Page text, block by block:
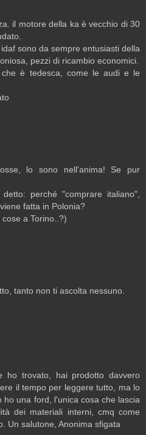
il motore della ka è vecchio di 30
sono da sempre entusiasti della
pezzi di ricambio economici.
che è tedesca, come le audi e le
lo sono nell'anima! Se pur
perché "comprare italiano",
fatta in Polonia?
a Torino..?)
tanto non ti ascolta nessuno.
ho trovato, hai prodotto davvero
il tempo per leggere tutto, ma lo
ho una ford, l'unica cosa che lascia
dei materiali interni, cmq come
Un salutone, Anonima sfigata